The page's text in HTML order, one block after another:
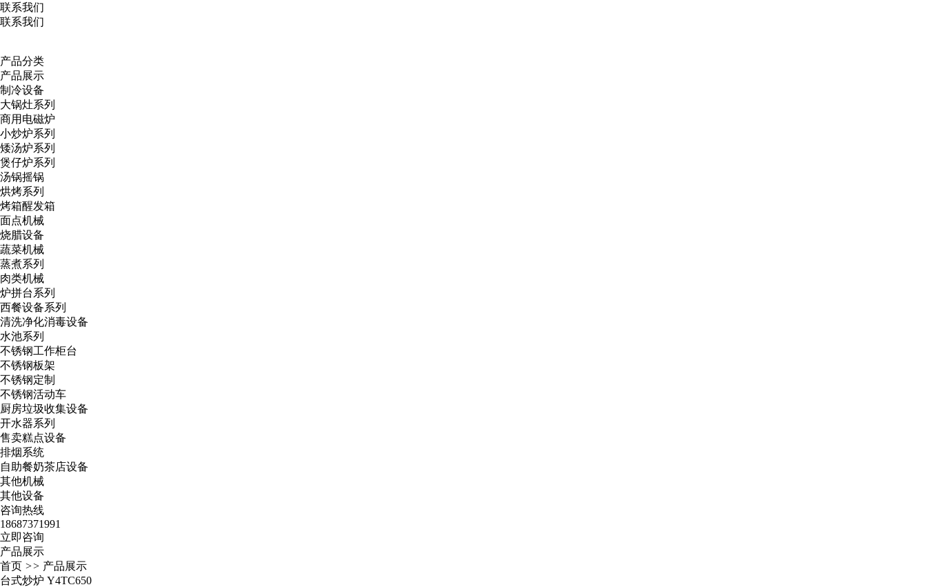
联系我们
联系我们
产品分类
产品展示
制冷设备
大锅灶系列
商用电磁炉
小炒炉系列
矮汤炉系列
煲仔炉系列
汤锅摇锅
烘烤系列
烤箱醒发箱
面点机械
烧腊设备
蔬菜机械
蒸煮系列
肉类机械
炉拼台系列
西餐设备系列
清洗净化消毒设备
水池系列
不锈钢工作柜台
不锈钢板架
不锈钢定制
不锈钢活动车
厨房垃圾收集设备
开水器系列
售卖糕点设备
排烟系统
自助餐奶茶店设备
其他机械
其他设备
咨询热线
18687371991
立即咨询
产品展示
首页 >> 产品展示
台式炒炉 Y4TC650